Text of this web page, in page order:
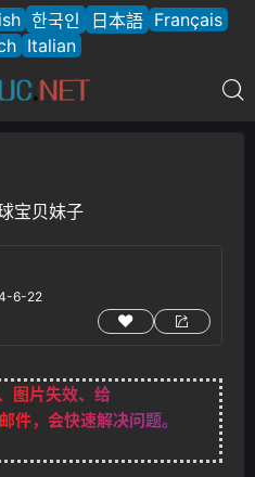
한국인 日本語 Français
Italian
宝贝妹子
6-22
图片失效、给
件，会快速解决问题。